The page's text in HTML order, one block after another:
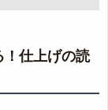
！仕上げの読